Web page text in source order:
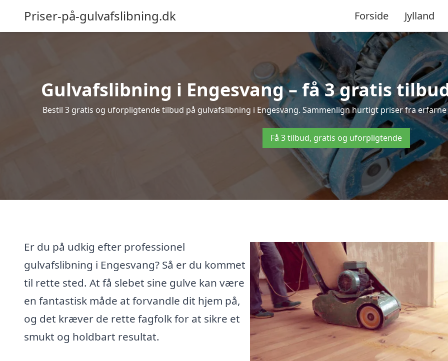
Priser-på-gulvafslibning.dk Forside Jylland
Gulvafslibning i Engesvang – få 3 gratis
Bestil 3 gratis og uforpligtende tilbud på gulvafslibning i Engesvang. Sammenlign hurtigt priser fra
Få 3 tilbud, gratis og uforpligtende
Er du på udkig efter professionel
gulvafslibning i Engesvang? Så er du kommet
til rette sted. At få slebet sine gulve kan være
en fantastisk måde at forvandle dit hjem på,
og det kræver de rette fagfolk for at sikre et
smukt og holdbart resultat.